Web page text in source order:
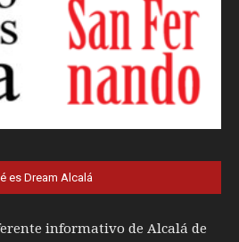
es Dream Alcalá
informativo de Alcalá de